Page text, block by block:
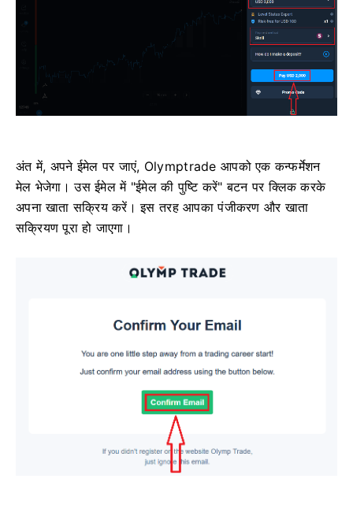
अंत में, अपने ईमेल पर जाएं, Olymptrade आपको एक कन्फर्मेशन
मेल भेजेगा। उस ईमेल में "ईमेल की पुष्टि करें" बटन पर क्लिक करके
अपना खाता सक्रिय करें। इस तरह आपका पंजीकरण और खाता
सक्रियण पूरा हो जाएगा।